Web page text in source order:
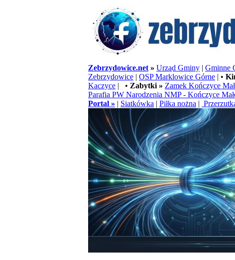
Zebrzydowice.net » Urząd Gminy | Gminne
Zebrzydowice | OSP Marklowice Górne | •
Kaczyce | • Zabytki » Zamek Kończyce
Parafia PW Narodzenia NMP - Kończyce
Portal » | Siatkówka | Piłka nożna |